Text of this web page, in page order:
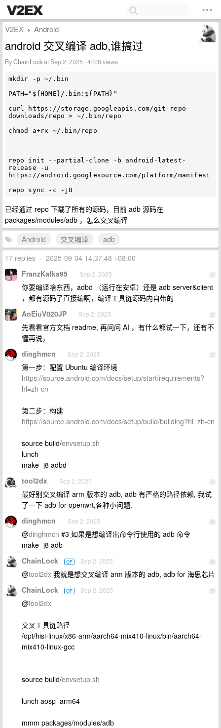
V2EX › Android
android 交叉编译 adb,谁搞过
ByChainLockat Sep 2, 2025 · 4428 views
mkdir -p ~/.bin
PATH="${HOME}/.bin:${PATH}"
curl https://storage.googleapis.com/git-repo-
downloads/repo > ~/.bin/repo
chmod a+rx ~/.bin/repo
repo init --partial-clone -b android-latest-
release -u
https://android.googlesource.com/platform/manifest
已经通过 repo 下载了所有的源码，目前 adb 源码在
packages/modules/adb ，怎么交叉编译
Android
交叉编译
adb
17 replies • 2025-09-04 14:37:48 +08:00
1
FranzKafka95 Sep 2, 2025
你要编译啥东西，adbd （运行在安卓）还是 adb server&client
，都有源码了直接编啊，编译工具链源码内自带的
2
AoEiuV020JP Sep 2, 2025
先看看官方文档 readme, 再问问 AI ，有什么都试一下，还有不
懂再说，
3
dinghmcn Sep 2, 2025
第一步：配置 Ubuntu 编译环境
https://source.android.com/docs/setup/start/requirements?
hl=zh-cn
第二步：构建
https://source.android.com/docs/setup/build/building?hl=zh-cn
source build/envsetup.sh
lunch
make -j8 adbd
4
tool2dx Sep 2, 2025
最好别交叉编译 arm 版本的 adb, adb 有严格的路径依赖, 我试
了一下 adb for openwrt,各种小问题.
5
dinghmcn Sep 2, 2025
@dinghmcn #3 如果是想编译出命令行使用的 adb 命令
make -j8 adb
6
ChainLock OP Sep 2, 2025
@tool2dx 我就是想交叉编译 arm 版本的 adb, adb for 海思芯片
7
ChainLock OP Sep 2, 2025
@tool2dx
交叉工具链路径
/opt/hisi-linux/x86-arm/aarch64-mix410-linux/bin/aarch64-
mix410-linux-gcc
source build/envsetup.sh
lunch aosp_arm64
mmm packages/modules/adb